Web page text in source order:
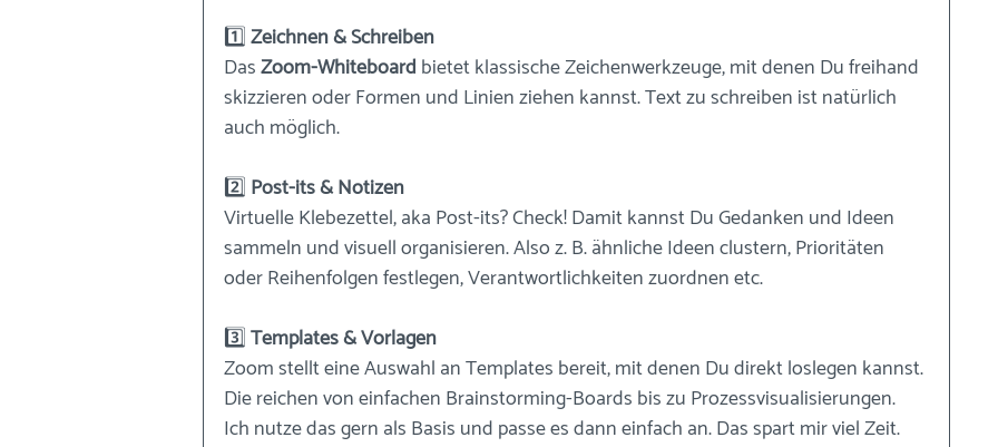
1️⃣ Zeichnen & Schreiben
Das Zoom-Whiteboard bietet klassische Zeichenwerkzeuge, mit denen Du freihand
skizzieren oder Formen und Linien ziehen kannst. Text zu schreiben ist natürlich
auch möglich.
2️⃣ Post-its & Notizen
Virtuelle Klebezettel, aka Post-its? Check! Damit kannst Du Gedanken und Ideen
sammeln und visuell organisieren. Also z. B. ähnliche Ideen clustern, Prioritäten
oder Reihenfolgen festlegen, Verantwortlichkeiten zuordnen etc.
3️⃣ Templates & Vorlagen
Zoom stellt eine Auswahl an Templates bereit, mit denen Du direkt loslegen kannst.
Die reichen von einfachen Brainstorming-Boards bis zu Prozessvisualisierungen.
Ich nutze das gern als Basis und passe es dann einfach an. Das spart mir viel Zeit.